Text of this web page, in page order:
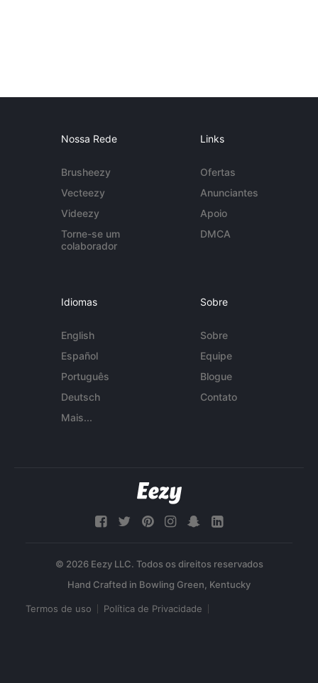
Nossa Rede
Brusheezy
Vecteezy
Videezy
Torne-se um
colaborador
Links
Ofertas
Anunciantes
Apoio
DMCA
Idiomas
English
Español
Português
Deutsch
Mais...
Sobre
Sobre
Equipe
Blogue
Contato
© 2026 Eezy LLC. Todos os direitos reservados
Termos de uso Política de Privacidade